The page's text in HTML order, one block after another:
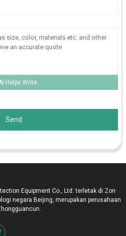
Helps Write
Send
Equipment Co., Ltd. terletak di Zon
negara Beijing, merupakan perusahaan